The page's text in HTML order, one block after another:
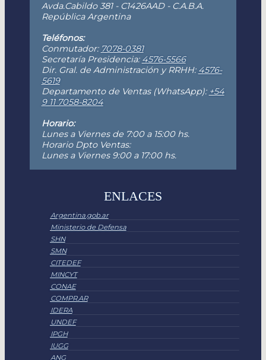
Avda.Cabildo 381 - C1426AAD - C.A.B.A.
República Argentina
Teléfonos:
Conmutador: 7078-0381
Secretaría Presidencia: 4576-5566
Dir. Gral. de Administración y RRHH: 4576-
5619
Departamento de Ventas (WhatsApp): +54
9 11 7058-8204
Horario:
Lunes a Viernes de 7:00 a 15:00 hs.
Horario Dpto Ventas:
Lunes a Viernes 9:00 a 17:00 hs.
ENLACES
Argentina.gob.ar
Ministerio de Defensa
SHN
SMN
CITEDEF
MINCYT
CONAE
COMPR.AR
IDERA
UNDEF
IPGH
IUGG
ANG